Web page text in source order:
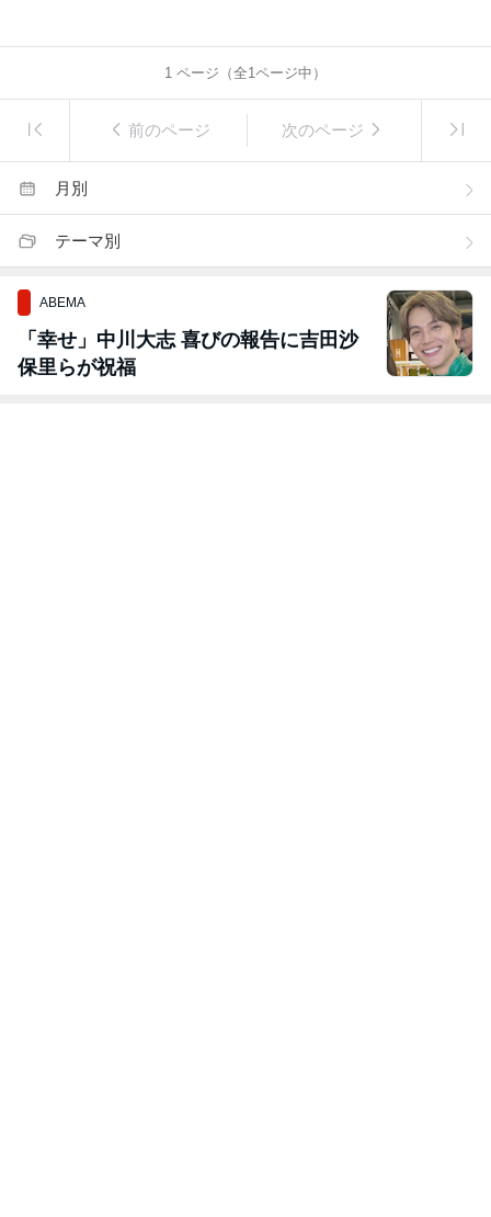
1 ページ（全1ページ中）
前のページ 次のページ
月別
テーマ別
ABEMA
「幸せ」中川大志 喜びの報告に吉田沙
保里らが祝福